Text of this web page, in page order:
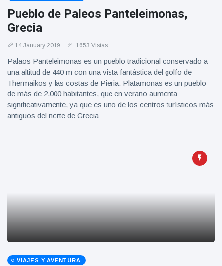
Pueblo de Paleos Panteleimonas,
Grecia
14 January 2019 1653 Vistas
Palaos Panteleimonas es un pueblo tradicional conservado a
una altitud de 440 m con una vista fantástica del golfo de
Thermaikos y las costas de Pieria. Platamonas es un pueblo
de más de 2.000 habitantes, que en verano aumenta
significativamente, ya que es uno de los centros turísticos más
antiguos del norte de Grecia
VIAJES Y AVENTURA